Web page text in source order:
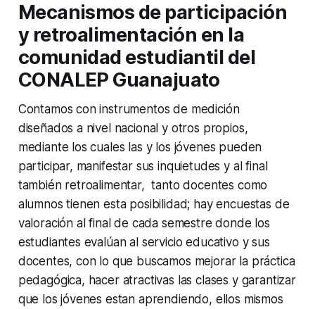
Mecanismos de participación
y retroalimentación en la
comunidad estudiantil del
CONALEP Guanajuato
Contamos con instrumentos de medición
diseñados a nivel nacional y otros propios,
mediante los cuales las y los jóvenes pueden
participar, manifestar sus inquietudes y al final
también retroalimentar, tanto docentes como
alumnos tienen esta posibilidad; hay encuestas de
valoración al final de cada semestre donde los
estudiantes evalúan al servicio educativo y sus
docentes, con lo que buscamos mejorar la práctica
pedagógica, hacer atractivas las clases y garantizar
que los jóvenes estan aprendiendo, ellos mismos